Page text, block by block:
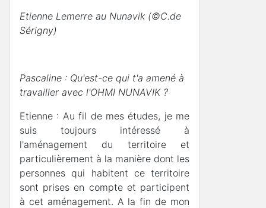
Etienne Lemerre au Nunavik (©C.de
Sérigny)
Pascaline : Qu'est-ce qui t'a amené à
travailler avec l'OHMI NUNAVIK ?
Etienne : Au fil de mes études, je me
suis toujours intéressé à
l'aménagement du territoire et
particulièrement à la manière dont les
personnes qui habitent ce territoire
sont prises en compte et participent
à cet aménagement. A la fin de mon